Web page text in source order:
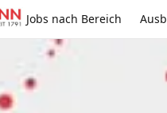
Jobs nach Bereich